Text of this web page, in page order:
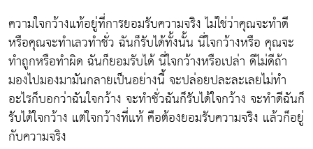
ความใจกว้างแท้อยู่ที่การยอมรับความจริง ไม่ใช่ว่าคุณจะทำดี
หรือคุณจะทำเลวทำชั่ว ฉันก็รับได้ทั้งนั้น นี่ใจกว้างหรือ คุณจะ
ทำถูกหรือทำผิด ฉันก็ยอมรับได้ นี่ใจกว้างหรือเปล่า ดีไม่ดีถ้า
มองไปมองมามันกลายเป็นอย่างนี้ จะปล่อยปละละเลยไม่ทำ
อะไรก็บอกว่าฉันใจกว้าง จะทำชั่วฉันก็รับได้ใจกว้าง จะทำดีฉันก็
รับได้ใจกว้าง แต่ใจกว้างที่แท้ คือต้องยอมรับความจริง แล้วก็อยู่
กับความจริง